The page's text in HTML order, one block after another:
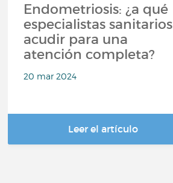
Endometriosis: ¿a qué
especialistas sanitarios
acudir para una
atención completa?
20 mar 2024
Leer el artículo